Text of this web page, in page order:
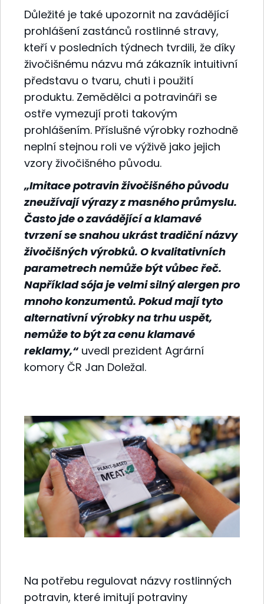
Důležité je také upozornit na zavádějící
prohlášení zastánců rostlinné stravy,
kteří v posledních týdnech tvrdili, že díky
živočišnému názvu má zákazník intuitivní
představu o tvaru, chuti i použití
produktu. Zemědělci a potravináři se
ostře vymezují proti takovým
prohlášením. Příslušné výrobky rozhodně
neplní stejnou roli ve výživě jako jejich
vzory živočišného původu.
„Imitace potravin živočišného původu
zneužívají výrazy z masného průmyslu.
Často jde o zavádějící a klamavé
tvrzení se snahou ukrást tradiční názvy
živočišných výrobků. O kvalitativních
parametrech nemůže být vůbec řeč.
Například sója je velmi silný alergen pro
mnoho konzumentů. Pokud mají tyto
alternativní výrobky na trhu uspět,
nemůže to být za cenu klamavé
reklamy,“ uvedl prezident Agrární
komory ČR Jan Doležal.
Na potřebu regulovat názvy rostlinných
potravin, které imitují potraviny